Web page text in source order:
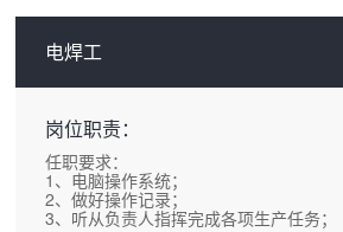
电焊工
岗位职责：
任职要求：
1、电脑操作系统；
2、做好操作记录；
3、听从负责人指挥完成各项生产任务；